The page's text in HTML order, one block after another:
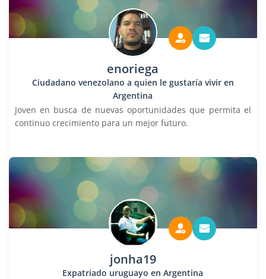
enoriega
Ciudadano venezolano a quien le gustaría vivir en
Argentina
Joven en busca de nuevas oportunidades que permita el
continuo crecimiento para un mejor futuro.
jonha19
Expatriado uruguayo en Argentina